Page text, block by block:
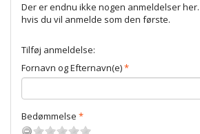
Der er endnu ikke nogen anmeldelser
hvis du vil anmelde som den første.
Tilføj anmeldelse:
Fornavn og Efternavn(e)
Bedømmelse